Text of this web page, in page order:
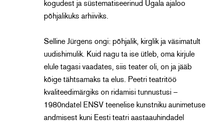
kogudest ja süstematiseerinud Ugala ajaloo
põhjalikuks arhiiviks.
Selline Jürgens ongi: põhjalik, kirglik ja väsimatult
uudishimulik. Kuid nagu ta ise ütleb, oma kirjule
elule tagasi vaadates, siis teater oli, on ja jääb
kõige tähtsamaks ta elus. Peetri teatritöö
kvaliteedimärgiks on ridamisi tunnustusi –
1980ndatel ENSV teenelise kunstniku aunimetuse
andmisest kuni Eesti teatri aastaauhindadel